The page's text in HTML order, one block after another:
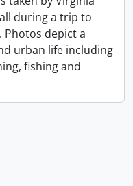
during a trip to
Photos depict a
urban life including
fishing and